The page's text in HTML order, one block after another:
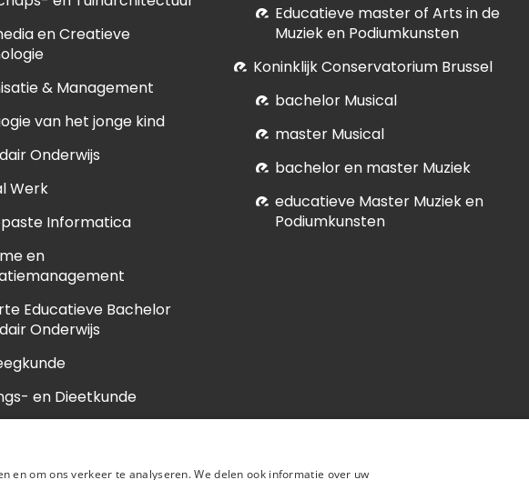
en Creatieve
& Management
van het jonge kind
Onderwijs
Werk
Informatica
en
Educatieve Bachelor
Onderwijs
en Dieetkunde
Educatieve master of Arts in de
Muziek en Podiumkunsten
Koninklijk Conservatorium Brussel
bachelor Musical
master Musical
bachelor en master Muziek
educatieve Master Muziek en
Podiumkunsten
en om ons verkeer te analyseren. We delen ook informatie over uw